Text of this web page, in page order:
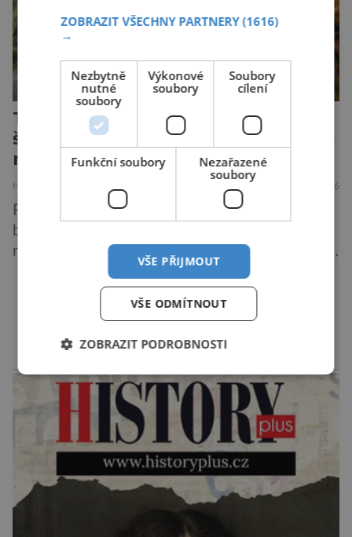
Tesáky či kleště pavouků nebo
štírů: Chelicery jsou staré přes 500
milionů let!
HISTORIE 5.8.2026
Prostředí pod mořskou hladinou tehdy doslova
bujelo životem. Ve vodách se proháněli
nejroztodivnější živočichové – trilobiti, medúzy
či hlavonožci. V dávném kambriu žil také
prazvláštní stonožce podobný tvor, který měl
zárodky zbraní typických pro dnešní pavouky.
skupiny klepítkatců. Vyznačují se takzvanými
chelicerami, které u nich představují právě […]
ZOBRAZIT VŠECHNY PARTNERY(1616)
→
Nezbytně
nutné
soubory
Výkonové
soubory
Soubory
cílení
Funkční soubory
Nezařazené
soubory
VŠE PŘIJMOUT
VŠE ODMÍTNOUT
ZOBRAZIT PODROBNOSTI